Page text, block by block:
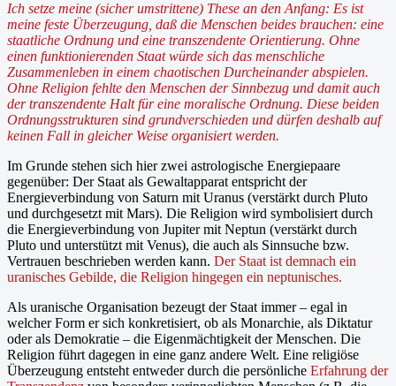
Ich setze meine (sicher umstrittene) These an den Anfang: Es ist
meine feste Überzeugung, daß die Menschen beides brauchen: eine
staatliche Ordnung und eine transzendente Orientierung. Ohne
einen funktionierenden Staat würde sich das menschliche
Zusammenleben in einem chaotischen Durcheinander abspielen.
Ohne Religion fehlte den Menschen der Sinnbezug und damit auch
der transzendente Halt für eine moralische Ordnung. Diese beiden
Ordnungsstrukturen sind grundverschieden und dürfen deshalb auf
keinen Fall in gleicher Weise organisiert werden.
Im Grunde stehen sich hier zwei astrologische Energiepaare
gegenüber: Der Staat als Gewaltapparat entspricht der
Energieverbindung von Saturn mit Uranus (verstärkt durch Pluto
und durchgesetzt mit Mars). Die Religion wird symbolisiert durch
die Energieverbindung von Jupiter mit Neptun (verstärkt durch
Pluto und unterstützt mit Venus), die auch als Sinnsuche bzw.
Vertrauen beschrieben werden kann. Der Staat ist demnach ein
uranisches Gebilde, die Religion hingegen ein neptunisches.
Als uranische Organisation bezeugt der Staat immer – egal in
welcher Form er sich konkretisiert, ob als Monarchie, als Diktatur
oder als Demokratie – die Eigenmächtigkeit der Menschen. Die
Religion führt dagegen in eine ganz andere Welt. Eine religiöse
Überzeugung entsteht entweder durch die persönliche Erfahrung der